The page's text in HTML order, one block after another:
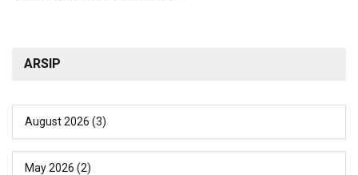
ARSIP
August 2026 (3)
May 2026 (2)